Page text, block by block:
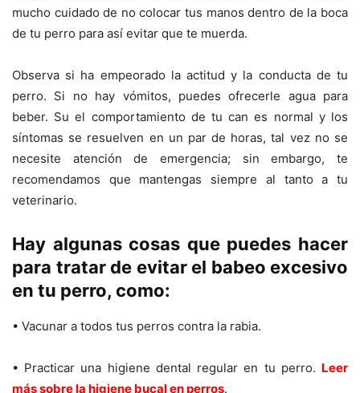
mucho cuidado de no colocar tus manos dentro de la boca
de tu perro para así evitar que te muerda.
Observa si ha empeorado la actitud y la conducta de tu
perro. Si no hay vómitos, puedes ofrecerle agua para
beber. Su el comportamiento de tu can es normal y los
síntomas se resuelven en un par de horas, tal vez no se
necesite atención de emergencia; sin embargo, te
recomendamos que mantengas siempre al tanto a tu
veterinario.
Hay algunas cosas que puedes hacer
para tratar de evitar el babeo excesivo
en tu perro, como:
• Vacunar a todos tus perros contra la rabia.
• Practicar una higiene dental regular en tu perro. Leer
más sobre la higiene bucal en perros.